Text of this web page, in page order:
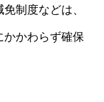
制度などは、
かかわらず確保